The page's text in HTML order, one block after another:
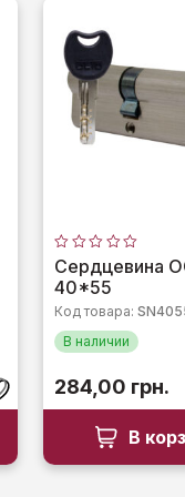
Оценка
0
из
Сердцевина
40*55
Код товара:
В наличии
284,00 грн.
В